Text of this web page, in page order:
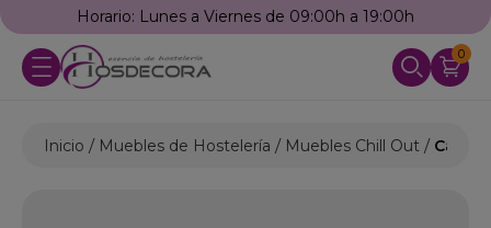
Horario: Lunes a Viernes de 09:00h a 19:00h
0
Inicio Muebles de Hostelería Muebles Chill Out Cama